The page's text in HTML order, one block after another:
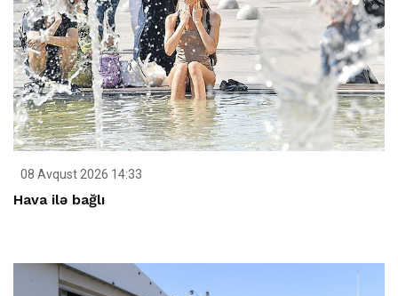
08 Avqust 2026 14:33
Hava ilə bağlı